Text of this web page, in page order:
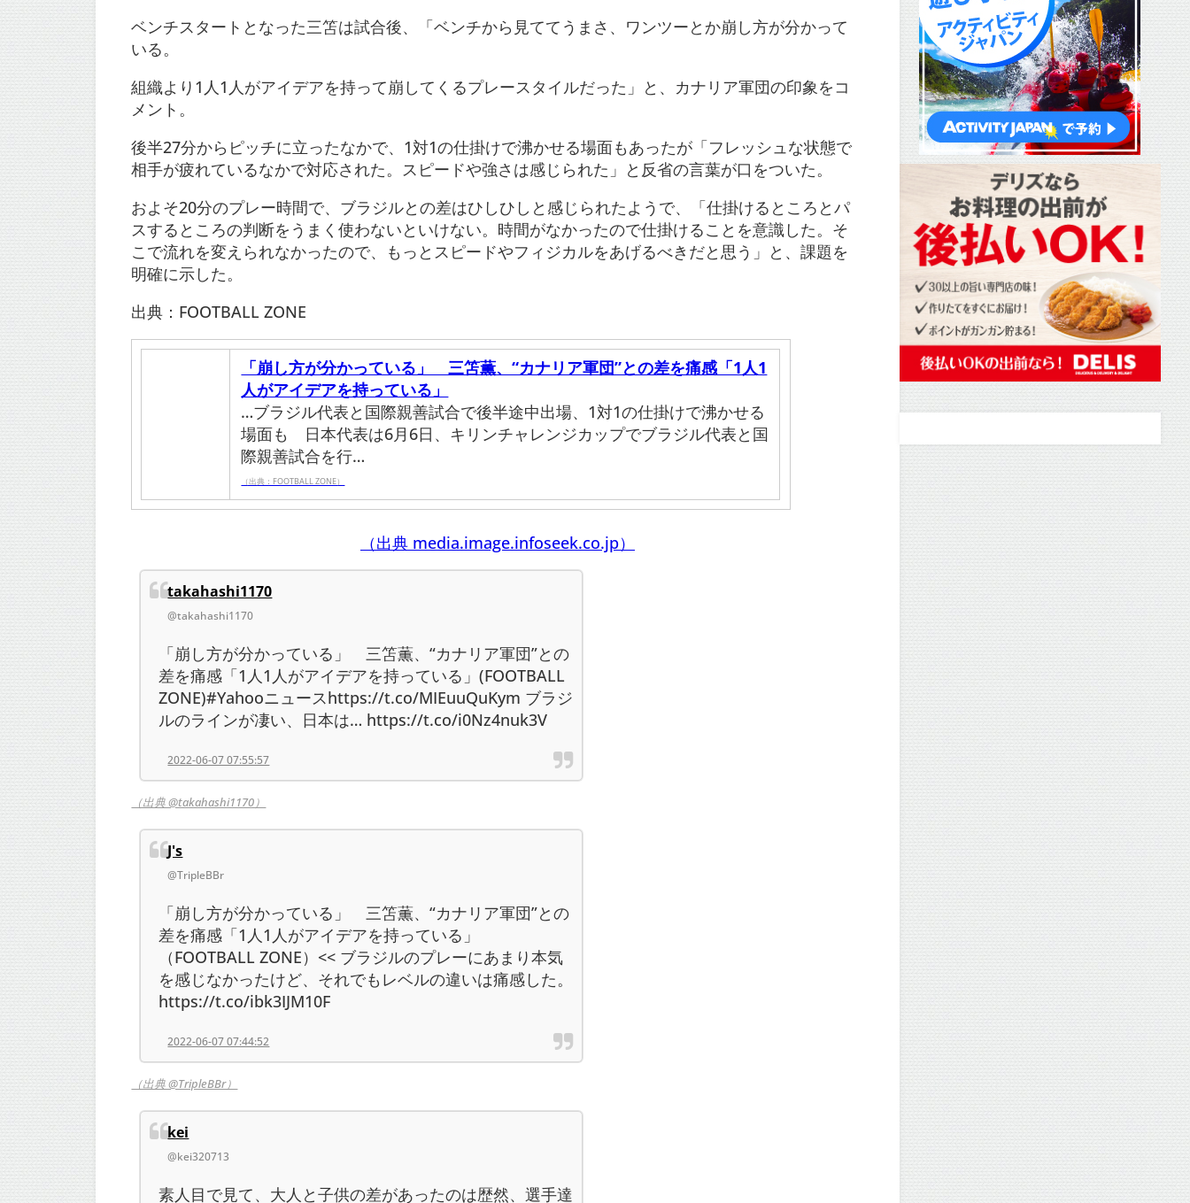
ベンチスタートとなった三笘は試合後、「ベンチから見ててうまさ、ワンツーとか崩し方が分かって
いる。
組織より1人1人がアイデアを持って崩してくるプレースタイルだった」と、カナリア軍団の印象をコ
メント。
後半27分からピッチに立ったなかで、1対1の仕掛けで沸かせる場面もあったが「フレッシュな状態で
相手が疲れているなかで対応された。スピードや強さは感じられた」と反省の言葉が口をついた。
およそ20分のプレー時間で、ブラジルとの差はひしひしと感じられたようで、「仕掛けるところとパ
スするところの判断をうまく使わないといけない。時間がなかったので仕掛けることを意識した。そ
こで流れを変えられなかったので、もっとスピードやフィジカルをあげるべきだと思う」と、課題を
明確に示した。
出典：FOOTBALL ZONE
「崩し方が分かっている」 三笘薫、“カナリア軍団”との差を痛感「1人1
人がアイデアを持っている」
…ブラジル代表と国際親善試合で後半途中出場、1対1の仕掛けで沸かせる
場面も 日本代表は6月6日、キリンチャレンジカップでブラジル代表と国
際親善試合を行…
（出典：FOOTBALL ZONE）
（出典 media.image.infoseek.co.jp）
takahashi1170
@takahashi1170
「崩し方が分かっている」 三笘薫、“カナリア軍団”との
差を痛感「1人1人がアイデアを持っている」(FOOTBALL
ZONE)#Yahooニュースhttps://t.co/MIEuuQuKym ブラジ
ルのラインが凄い、日本は… https://t.co/i0Nz4nuk3V
2022-06-07 07:55:57
（出典 @takahashi1170）
J's
@TripleBBr
「崩し方が分かっている」 三笘薫、“カナリア軍団”との
差を痛感「1人1人がアイデアを持っている」
（FOOTBALL ZONE）<< ブラジルのプレーにあまり本気
を感じなかったけど、それでもレベルの違いは痛感した。
https://t.co/ibk3IJM10F
2022-06-07 07:44:52
（出典 @TripleBBr）
kei
@kei320713
素人目で見て、大人と子供の差があったのは歴然、選手達